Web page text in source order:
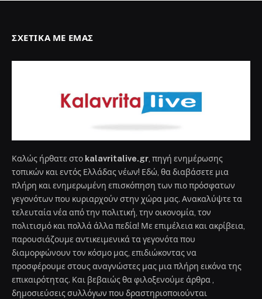
ΣΧΕΤΙΚΆ ΜΕ ΕΜΆΣ
Καλώς ήρθατε στο kalavritalive.gr , πηγή ενημέρωσης
τοπικών και εντός Ελλάδας νέων! Εδώ, θα διαβάσετε μια
πλήρη και ενημερωμένη επισκόπηση των πιο πρόσφατων
γεγονότων που κυριαρχούν στην χώρα μας. Ανακαλύψτε τα
τελευταία νέα από την πολιτική, την οικονομία, τον
πολιτισμό και πολλά άλλα πεδία! Με επιμέλεια και ακρίβεια,
παρουσιάζουμε αντικειμενικά τα γεγονότα που
διαμορφώνουν τον κόσμο μας, επιδιώκοντας να
προσφέρουμε στους αναγνώστες μας μια πλήρη εικόνα της
επικαιρότητας. Και βεβαιώς θα φιλοξενούμε άρθρα ,
δημοσιεύσεις συλλόγων που δραστηριοποιούνται